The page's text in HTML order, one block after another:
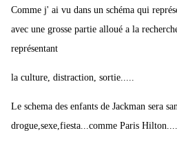
Comme j' ai vu dans un schéma qui
avec une grosse partie alloué a la
représentant
la culture, distraction, sortie.....
Le schema des enfants de Jackman sera
drogue,sexe,fiesta...comme Paris